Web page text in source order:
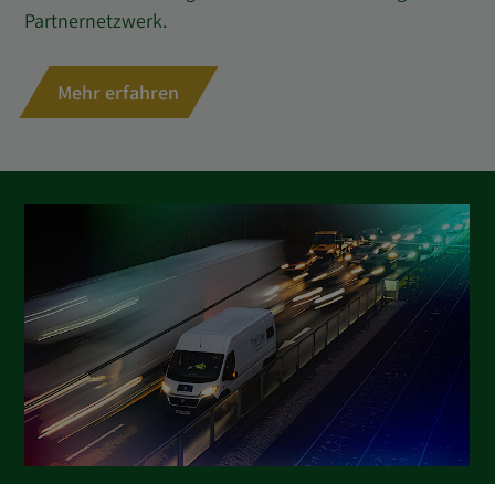
Partnernetzwerk.
Mehr erfahren